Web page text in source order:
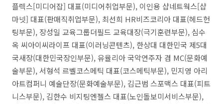
플렉스[미디어잡] 대표(미디어취업부문), 이인용 샵네트웍스[샵
마넷] 대표(판매직취업부문), 최선희 HR비즈코리아 대표(헤드헌
팅부문), 장성일 교육그룹더필드 교육대장(극기훈련부문), 심수
옥 씨아이씨라이프 대표(이러닝콘텐츠), 한상대 대한민국 제5대
국새장(대한민국장인부문), 유율리아 국악연주자 겸 MC(문화예
술부문), 서형석 르벨코스메틱 대표(코스메틱부문), 민지영 아리
아트컴퍼니 예술단장(문화예술부문), 김근범 스포맥스 대표(피트
니스부문), 김한수 비지팅엔젤스 대표(노인돌보미서비스부문),